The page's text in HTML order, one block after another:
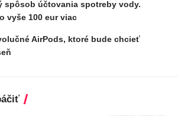
spôsob účtovania spotreby vody.
vyše 100 eur viac
AirPods, ktoré bude chcieť